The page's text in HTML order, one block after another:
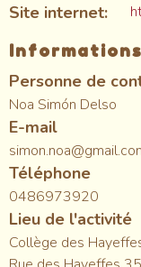
Site internet
Personne de
Noa Simón Delso
E-mail
Téléphone
0486973920
Lieu de l'activité
Collège des